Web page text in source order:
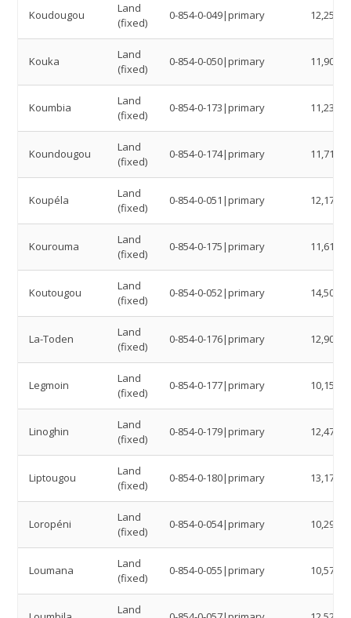
Koudougou
Land
(fixed)
0-854-0-049|primary 12,2514
Kouka
Land
(fixed)
0-854-0-050|primary 11,9027
Koumbia
Land
(fixed)
0-854-0-173|primary 11,2327
Koundougou
Land
(fixed)
0-854-0-174|primary 11,7184
Koupéla
Land
(fixed)
0-854-0-051|primary 12,179
Kourouma
Land
(fixed)
0-854-0-175|primary 11,6162
Koutougou
Land
(fixed)
0-854-0-052|primary 14,5019
La-Toden
Land
(fixed)
0-854-0-176|primary 12,9039
Legmoin
Land
(fixed)
0-854-0-177|primary 10,15
Linoghin
Land
(fixed)
0-854-0-179|primary 12,4765
Liptougou
Land
(fixed)
0-854-0-180|primary 13,1769
Loropéni
Land
(fixed)
0-854-0-054|primary 10,2963
Loumana
Land
(fixed)
0-854-0-055|primary 10,5777
Land